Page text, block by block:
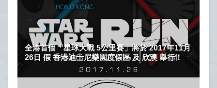
全港首個「星球大戰 5公里賽」將於 2017年11月
26日 假 香港迪士尼樂園度假區 及 欣澳 舉行！